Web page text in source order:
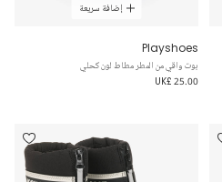
إضافة سريعة
Playshoes
بوت واقي من المطر مطاط لون كحلي
UK£ 25.00